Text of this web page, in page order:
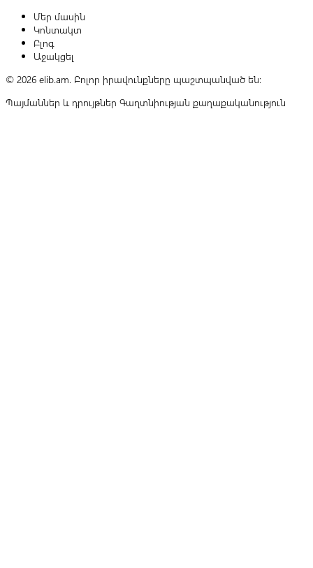
Մեր մասին
Կոնտակտ
Բլոգ
Աջակցել
© 2026 elib.am. Բոլոր իրավունքները պաշտպանված են:
Պայմաններ և դրույթներ Գաղտնիության քաղաքականություն